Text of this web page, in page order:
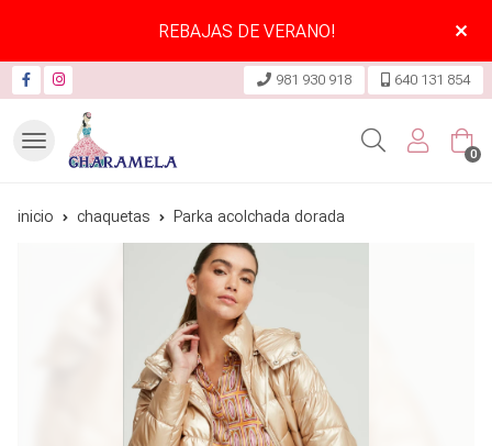
REBAJAS DE VERANO!
981 930 918 640 131 854
Buscar 0
inicio chaquetas Parka acolchada dorada